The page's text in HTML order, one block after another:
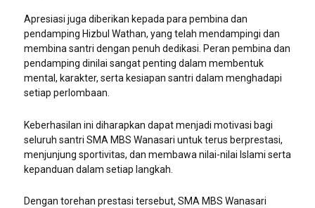
Apresiasi juga diberikan kepada para pembina dan
pendamping Hizbul Wathan, yang telah mendampingi dan
membina santri dengan penuh dedikasi. Peran pembina dan
pendamping dinilai sangat penting dalam membentuk
mental, karakter, serta kesiapan santri dalam menghadapi
setiap perlombaan.
Keberhasilan ini diharapkan dapat menjadi motivasi bagi
seluruh santri SMA MBS Wanasari untuk terus berprestasi,
menjunjung sportivitas, dan membawa nilai-nilai Islami serta
kepanduan dalam setiap langkah.
Dengan torehan prestasi tersebut, SMA MBS Wanasari